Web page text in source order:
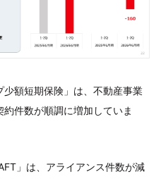
額短期保険」は、不動産事業
件数が順調に増加していま
」は、アライアンス件数が減